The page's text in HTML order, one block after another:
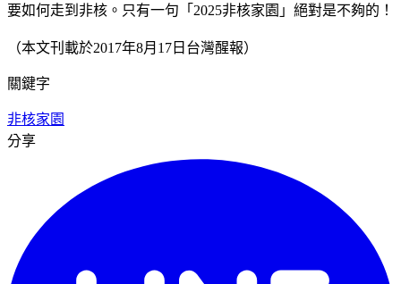
要如何走到非核。只有一句「2025非核家園」絕對是不夠的！
（本文刊載於2017年8月17日台灣醒報）
關鍵字
非核家園
分享